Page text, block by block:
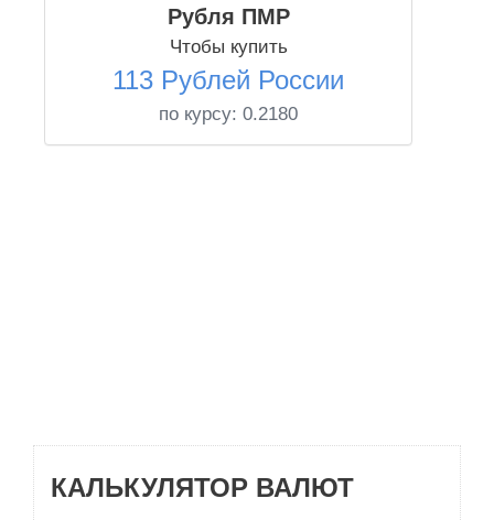
Рубля ПМР
Чтобы купить
113 Рублей России
по курсу: 0.2180
КАЛЬКУЛЯТОР ВАЛЮТ